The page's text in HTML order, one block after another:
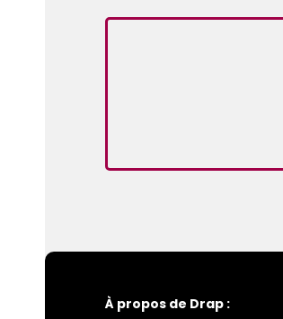
À propos de Drap :